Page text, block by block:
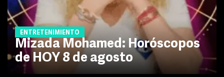
ENTRETENIMIENTO
Mizada Mohamed: Horóscopos
de HOY 8 de agosto